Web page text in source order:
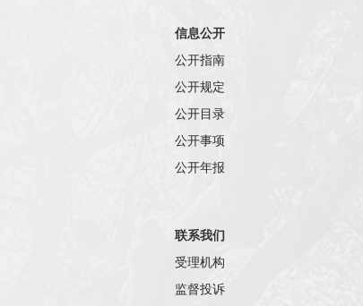
信息公开
公开指南
公开规定
公开目录
公开事项
公开年报
联系我们
受理机构
监督投诉